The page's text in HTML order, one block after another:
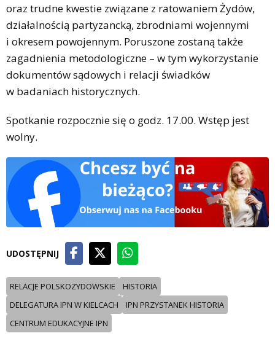
oraz trudne kwestie związane z ratowaniem Żydów,
działalnością partyzancką, zbrodniami wojennymi
i okresem powojennym. Poruszone zostaną także
zagadnienia metodologiczne – w tym wykorzystanie
dokumentów sądowych i relacji świadków
w badaniach historycznych.
Spotkanie rozpocznie się o godz. 17.00. Wstęp jest
wolny.
UDOSTĘPNIJ
RELACJE POLSKOZYDOWSKIE
HISTORIA
DELEGATURA IPN W KIELCACH
IPN PRZYSTANEK HISTORIA
CENTRUM EDUKACYJNE IPN